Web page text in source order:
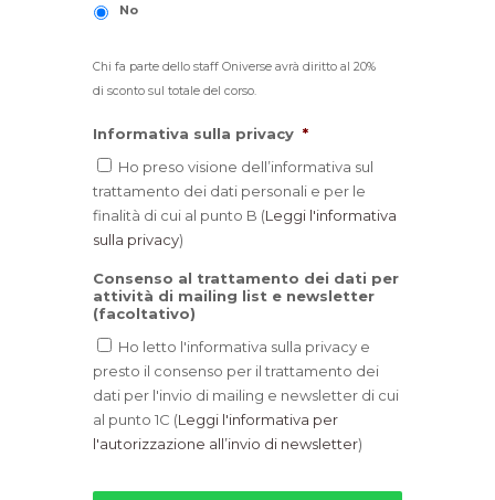
No
Chi fa parte dello staff Oniverse avrà diritto al 20%
di sconto sul totale del corso.
Informativa sulla privacy *
Ho preso visione dell’informativa sul
trattamento dei dati personali e per le
finalità di cui al punto B (Leggi l'informativa
sulla privacy)
Consenso al trattamento dei dati per
attività di mailing list e newsletter
(facoltativo)
Ho letto l'informativa sulla privacy e
presto il consenso per il trattamento dei
dati per l'invio di mailing e newsletter di cui
al punto 1C (Leggi l'informativa per
l'autorizzazione all’invio di newsletter)